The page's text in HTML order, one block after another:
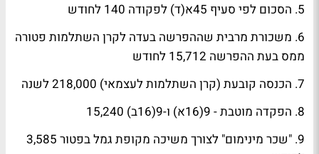
5. הסכום לפי סעיף 45א(ד) לפקודה 140 לחודש
6. משכורת מרבית שההפרשה בעדה לקרן השתלמות פטורה
ממס בעת ההפרשה 15,712 לחודש
7. הכנסה קובעת (קרן השתלמות לעצמאי) 218,000 לשנה
8. הפקדה מוטבת - 9(16א) ו-9(16ב) 15,240
9. "שכר מינימום" לצורך משיכה מקופת גמל בפטור 3,585